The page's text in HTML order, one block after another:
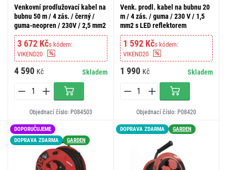
Venkovní prodlužovací kabel na
bubnu 50 m / 4 zás. / černý /
guma-neopren / 230V / 2,5 mm2
3 672 Kčs kódem:
VIKEND20
4 590 Kč Skladem
Objednací číslo: P084503
Venk. prodl. kabel na bubnu 20
m / 4 zás. / guma / 230 V / 1,5
mm2 s LED reflektorem
1 592 Kčs kódem:
VIKEND20
1 990 Kč Skladem
Objednací číslo: P08420
DOPORUČUJEME
DOPRAVA ZDARMA
GARDEN
DOPRAVA ZDARMA GARDEN